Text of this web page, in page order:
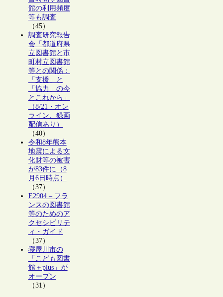
館の利用頻度
等も調査
（45）
調査研究報告
会「都道府県
立図書館と市
町村立図書館
等との関係：
「支援」と
「協力」の今
とこれから」
（8/21・オン
ライン、録画
配信あり）
（40）
令和8年熊本
地震による文
化財等の被害
が83件に（8
月6日時点）
（37）
E2904 – フラ
ンスの図書館
等のためのア
クセシビリテ
ィ・ガイド
（37）
寝屋川市の
「こども図書
館＋plus」が
オープン
（31）